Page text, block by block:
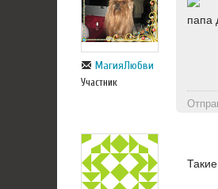
МагияЛюбви
Участник
папа